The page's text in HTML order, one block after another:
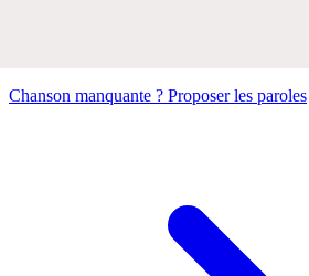
Chanson manquante ? Proposer les paroles